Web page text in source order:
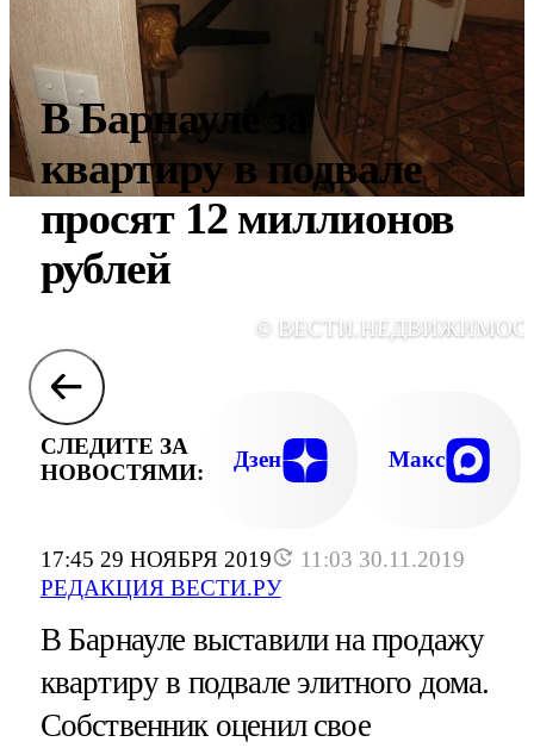
17:45 29 НОЯБРЯ 2019
11:03 30.11.2019
РЕДАКЦИЯ ВЕСТИ.РУ
В Барнауле за
квартиру в подвале
просят 12 миллионов
рублей
©
СЛЕДИТЕ ЗА
НОВОСТЯМИ:
Дзен Макс
В Барнауле выставили на продажу
квартиру в подвале элитного дома.
Собственник оценил свое